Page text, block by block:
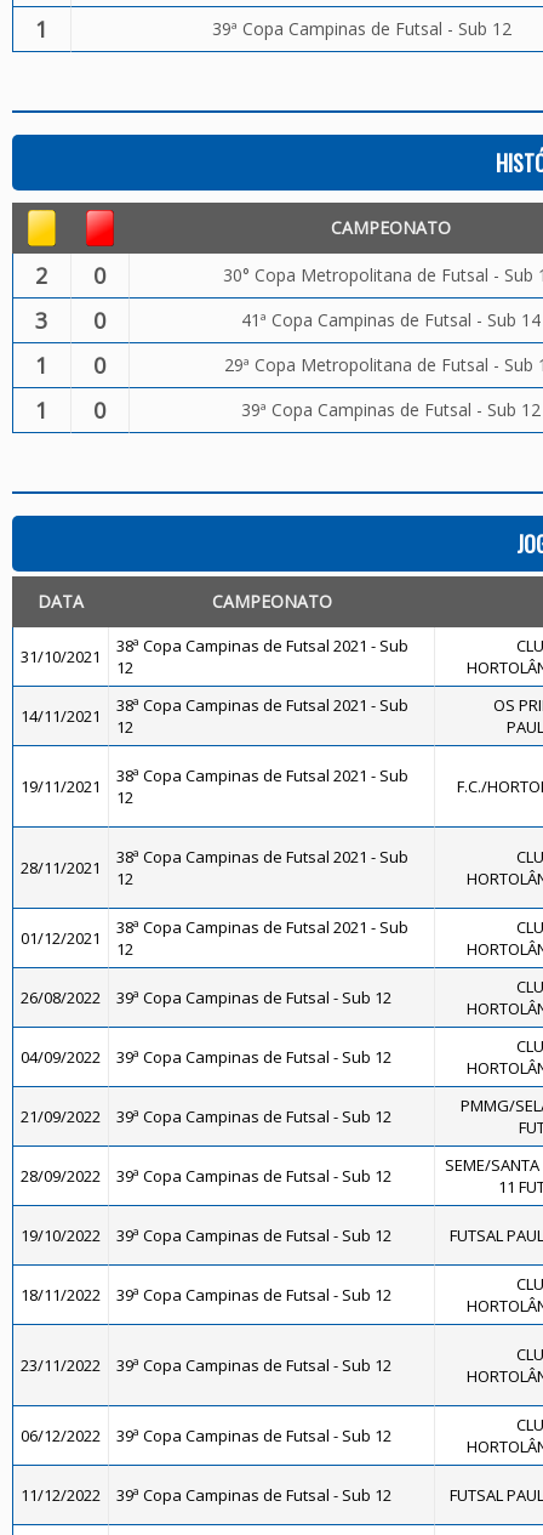
1 39ª Copa Campinas de Futsal - Sub 12
CAMPEONATO
2 0 30° Copa Metropolitana de Futsal - Sub
3 0 41ª Copa Campinas de Futsal - Sub 14
1 0 29ª Copa Metropolitana de Futsal - Sub
1 0 39ª Copa Campinas de Futsal - Sub 12
DATA CAMPEONATO
31/10/2021
38ª Copa Campinas de Futsal 2021 - Sub
12
14/11/2021
38ª Copa Campinas de Futsal 2021 - Sub
12
OS
19/11/2021
38ª Copa Campinas de Futsal 2021 - Sub
12
F.C./
28/11/2021
38ª Copa Campinas de Futsal 2021 - Sub
12
01/12/2021
38ª Copa Campinas de Futsal 2021 - Sub
12
26/08/2022 39ª Copa Campinas de Futsal - Sub 12
04/09/2022 39ª Copa Campinas de Futsal - Sub 12
21/09/2022 39ª Copa Campinas de Futsal - Sub 12
PMMG/
28/09/2022 39ª Copa Campinas de Futsal - Sub 12
SEME/
11
19/10/2022 39ª Copa Campinas de Futsal - Sub 12 FUTSAL
18/11/2022 39ª Copa Campinas de Futsal - Sub 12
23/11/2022 39ª Copa Campinas de Futsal - Sub 12
06/12/2022 39ª Copa Campinas de Futsal - Sub 12
11/12/2022 39ª Copa Campinas de Futsal - Sub 12 FUTSAL